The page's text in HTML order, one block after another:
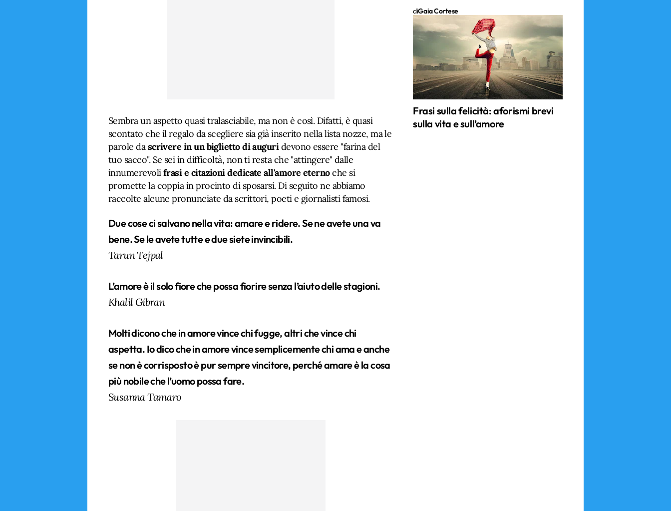
Sembra un aspetto quasi tralasciabile, ma non è così. Difatti, è quasi
scontato che il regalo da scegliere sia già inserito nella lista nozze, ma le
parole dascrivere in un biglietto di auguridevono essere "farina del
tuo sacco". Se sei in difficoltà, non ti resta che "attingere" dalle
innumerevolifrasi e citazioni dedicate all'amore eternoche si
promette la coppia in procinto di sposarsi. Di seguito ne abbiamo
raccolte alcune pronunciate da scrittori, poeti e giornalisti famosi.
Due cose ci salvano nella vita: amare e ridere. Se ne avete una va
bene. Se le avete tutte e due siete invincibili.
Tarun Tejpal
L’amore è il solo fiore che possa fiorire senza l’aiuto delle stagioni.
Khalil Gibran
Molti dicono che in amore vince chi fugge, altri che vince chi
aspetta. Io dico che in amore vince semplicemente chi ama e anche
se non è corrisposto è pur sempre vincitore, perché amare è la cosa
più nobile che l’uomo possa fare.
Susanna Tamaro
diGaia Cortese
Frasi sulla felicità: aforismi brevi
sulla vita e sull’amore